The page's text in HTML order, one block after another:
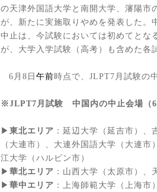
の天津外国語大学と南開大学、瀋陽市
が、新たに実施取りやめを発表した。
中止は、今試験においては初めてとな
が、大学入学試験（高考）も含めた各
6 月 8 日 午前時点で、 JLPT7 月試験の
※JLPT7 月試験 中国内の中止会場（6
▶ 東北エリア ：延辺大学（延吉市）
（大連市）、大連外国語大学（大連
江大学（ハルビン市）
▶ 華北エリア ：山西大学（太原市）、
▶ 華中エリア ：上海師範大学（上海市）